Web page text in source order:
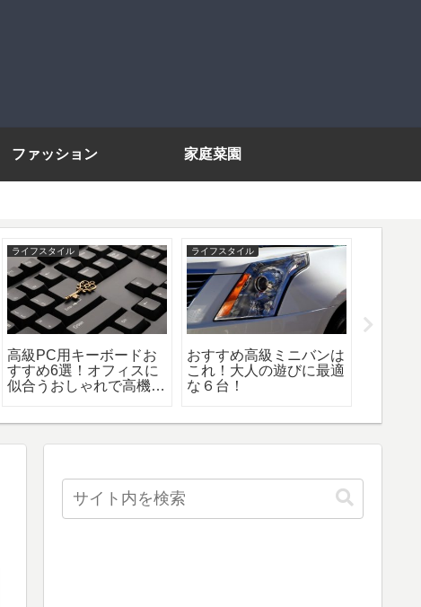
ファッション 家庭菜園
ライフスタイル
高級PC用キーボードお
すすめ6選！オフィスに
似合うおしゃれで高機能
ライフスタイル
おすすめ高級ミニバンは
これ！大人の遊びに最適
な６台！